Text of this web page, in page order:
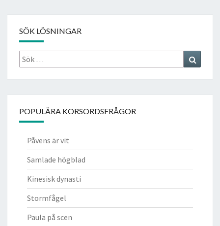
SÖK LÖSNINGAR
Sök
efter:
POPULÄRA KORSORDSFRÅGOR
Påvens är vit
Samlade högblad
Kinesisk dynasti
Stormfågel
Paula på scen